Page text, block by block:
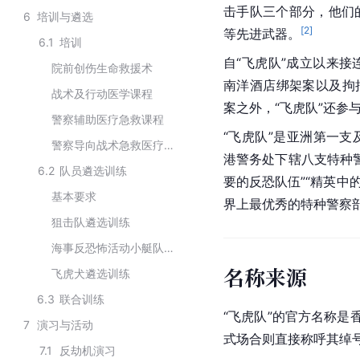
6 培训与遴选
6.1 培训
院前创伤生命救援术
战术及行动医学课程
警察辅助医疗急救课程
警察导向战术急救医疗课程
6.2 队员遴选训练
基本要求
狙击队遴选训练
海事反恐怖活动小艇队遴选训练
飞虎犬遴选训练
6.3 联合训练
7 演习与活动
7.1
反劫机演习
击手队三个部分，他
等先进武器。
[2]
自“飞虎队”成立以来接
南洋酒店绑架案以及拘
案之外，“飞虎队”还参
“飞虎队”是亚洲第一支
港警务处下辖八支特种
要的反恐队伍”“精英中
界上最优秀的特种警察
名称来源
“飞虎队”的官方名称是
式场合则直接称呼其